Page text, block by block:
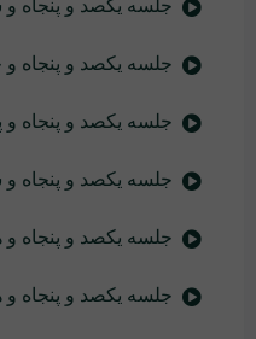
جلسه یکصد و پنجاه
جلسه یکصد و پنجاه و
جلسه یکصد و پنجاه و
جلسه یکصد و پنجاه
جلسه یکصد و پنجاه و
جلسه یکصد و پنجاه